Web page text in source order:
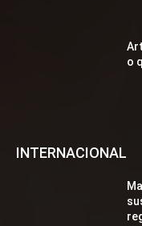
o
INTERNACIONAL